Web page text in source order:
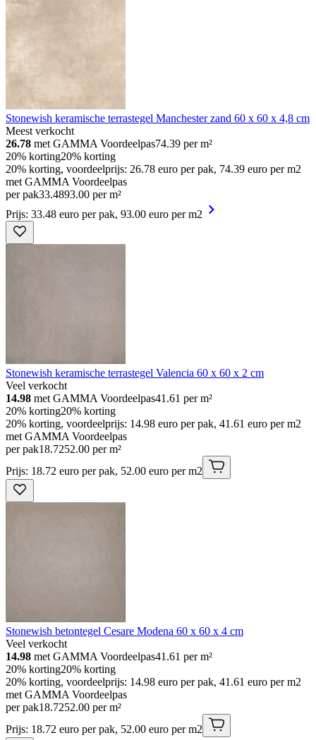
Stonewish keramische terrastegel Manchester zand 60 x 60 x 4,8 cm
Meest verkocht
26.78 met GAMMA Voordeelpas74.39 per m²
20% korting20% korting
20% korting, voordeelprijs: 26.78 euro per pak, 74.39 euro per m2
met GAMMA Voordeelpas
per pak33.4893.00 per m²
Prijs: 33.48 euro per pak, 93.00 euro per m2
Stonewish keramische terrastegel Valencia 60 x 60 x 2 cm
Veel verkocht
14.98 met GAMMA Voordeelpas41.61 per m²
20% korting20% korting
20% korting, voordeelprijs: 14.98 euro per pak, 41.61 euro per m2
met GAMMA Voordeelpas
per pak18.7252.00 per m²
Prijs: 18.72 euro per pak, 52.00 euro per m2
Stonewish betontegel Cesare Modena 60 x 60 x 4 cm
Veel verkocht
14.98 met GAMMA Voordeelpas41.61 per m²
20% korting20% korting
20% korting, voordeelprijs: 14.98 euro per pak, 41.61 euro per m2
met GAMMA Voordeelpas
per pak18.7252.00 per m²
Prijs: 18.72 euro per pak, 52.00 euro per m2